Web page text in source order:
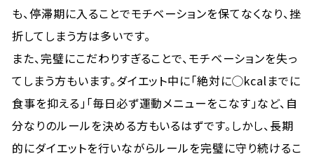
も、停滞期に入ることでモチベーションを保てなくなり、挫
折してしまう方は多いです。
また、完璧にこだわりすぎることで、モチベーションを失っ
てしまう方もいます。ダイエット中に「絶対に◯kcalまでに
食事を抑える」「毎日必ず運動メニューをこなす」など、自
分なりのルールを決める方もいるはずです。しかし、長期
的にダイエットを行いながらルールを完璧に守り続けるこ